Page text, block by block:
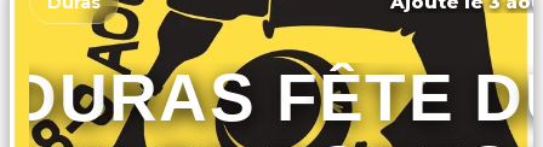
DURAS FÊTE